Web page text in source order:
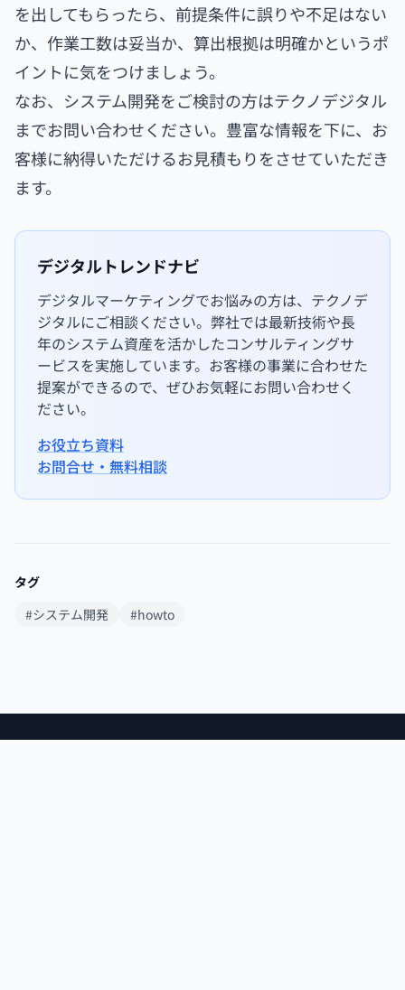
を出してもらったら、前提条件に誤りや不足はない
か、作業工数は妥当か、算出根拠は明確かというポ
イントに気をつけましょう。
なお、システム開発をご検討の方はテクノデジタル
までお問い合わせください。豊富な情報を下に、お
客様に納得いただけるお見積もりをさせていただき
ます。
デジタルトレンドナビ
デジタルマーケティングでお悩みの方は、テクノデ
ジタルにご相談ください。弊社では最新技術や長
年のシステム資産を活かしたコンサルティングサ
ービスを実施しています。お客様の事業に合わせた
提案ができるので、ぜひお気軽にお問い合わせく
ださい。
お役立ち資料
お問合せ・無料相談
タグ
#システム開発
#howto